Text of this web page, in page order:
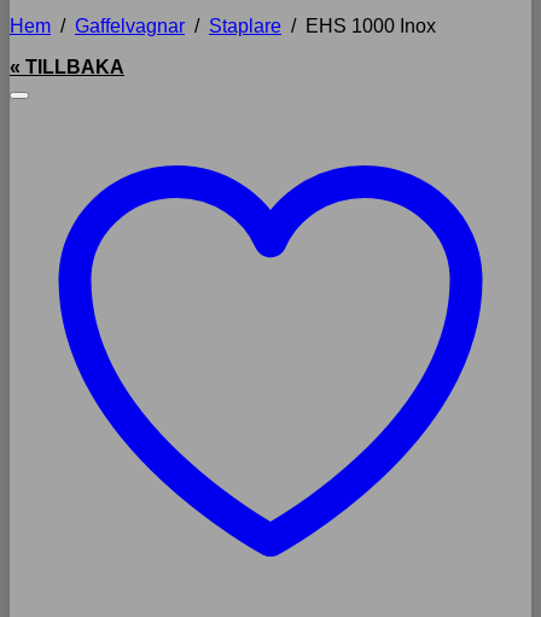
Hem / Gaffelvagnar / Staplare / EHS 1000 Inox
« TILLBAKA